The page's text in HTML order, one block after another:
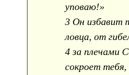
уповаю!»
3 Он избавит
ловца, от
4 за плечами
сокроет тебя,